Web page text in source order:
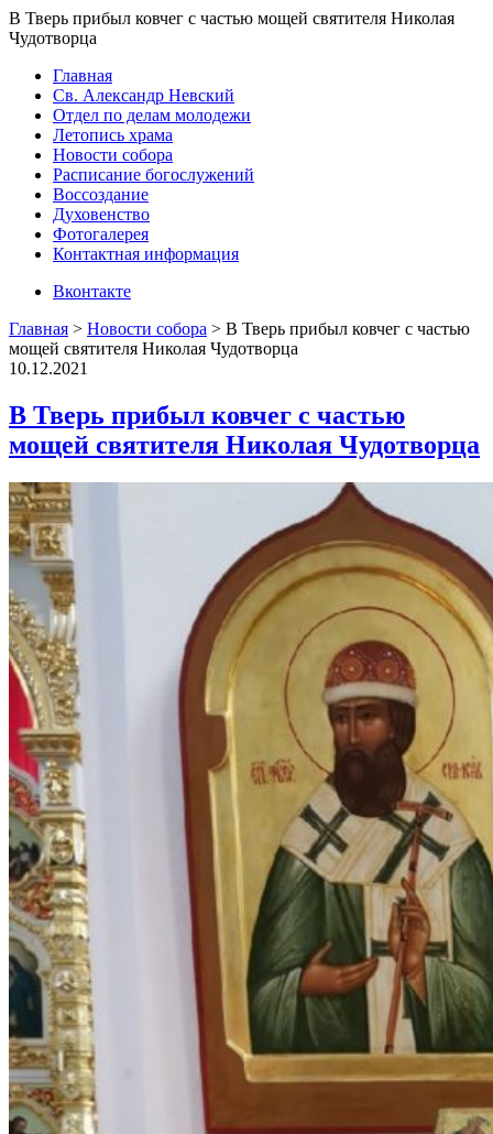
В Тверь прибыл ковчег с частью мощей святителя Николая
Чудотворца
Главная
Св. Александр Невский
Отдел по делам молодежи
Летопись храма
Новости собора
Расписание богослужений
Воссоздание
Духовенство
Фотогалерея
Контактная информация
Вконтакте
Главная > Новости собора > В Тверь прибыл ковчег с частью
мощей святителя Николая Чудотворца
10.12.2021
В Тверь прибыл ковчег с частью
мощей святителя Николая Чудотворца